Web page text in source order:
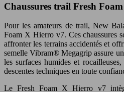
Chaussures trail Fresh
Pour les amateurs de trail, New
Foam X Hierro v7. Ces chaussures
affronter les terrains accidentés et
semelle Vibram® Megagrip assure
les surfaces humides et
descentes techniques en toute
Le Fresh Foam X Hierro v7